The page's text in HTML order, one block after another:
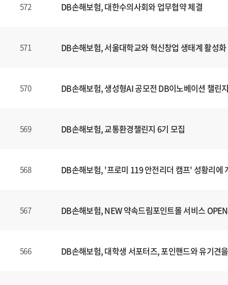
572 DB손해보험, 대한수의사회와 업무협약 체결
571 DB손해보험, 서울대학교와 혁신창업 생태계 활성
570 DB손해보험, 생성형AI 공모전 DB이노베이션 챌린
569 DB손해보험, 교통환경챌린지 6기 모집
568 DB손해보험, '프로미 119 안전리더 캠프' 성황리에
567 DB손해보험, NEW 약속드림포인트몰 서비스 OPEN
566 DB손해보험, 대학생 서포터즈, 포인핸드와 유기견